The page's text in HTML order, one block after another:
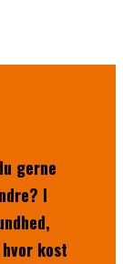
gerne
I
kost